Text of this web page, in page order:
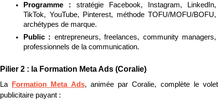
Programme : stratégie Facebook, Instagram, LinkedIn,
TikTok, YouTube, Pinterest, méthode TOFU/MOFU/BOFU,
archétypes de marque.
Public : entrepreneurs, freelances, community managers,
professionnels de la communication.
Pilier 2 : la Formation Meta Ads (Coralie)
La Formation Meta Ads, animée par Coralie, complète le volet
publicitaire payant :